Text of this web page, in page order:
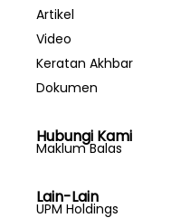
Artikel
Video
Keratan Akhbar
Dokumen
Hubungi Kami
Maklum Balas
Lain-Lain
UPM Holdings